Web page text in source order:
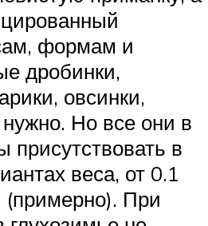
формам и
дробинки,
овсинки,
Но все они в
присутствовать в
веса, от 0.1
При